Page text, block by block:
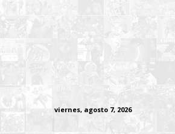
viernes, agosto 7, 2026